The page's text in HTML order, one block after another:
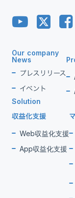
Our company
News
プレスリリース
イベント
Solution
収益化支援
Web収益化支援
App収益化支援